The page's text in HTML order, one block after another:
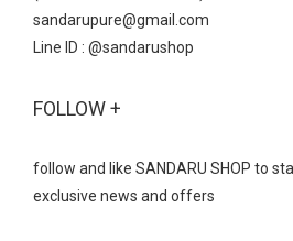
sandarupure@gmail.com
Line ID : @sandarushop
FOLLOW +
follow and like SANDARU SHOP to
exclusive news and offers